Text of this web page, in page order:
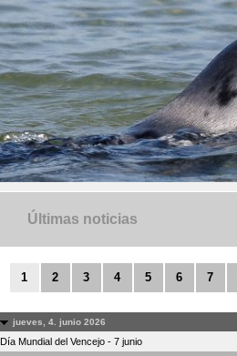
Últimas noticias
1 2 3 4 5 6 7
jueves, 4. junio 2026
Día Mundial del Vencejo - 7 junio